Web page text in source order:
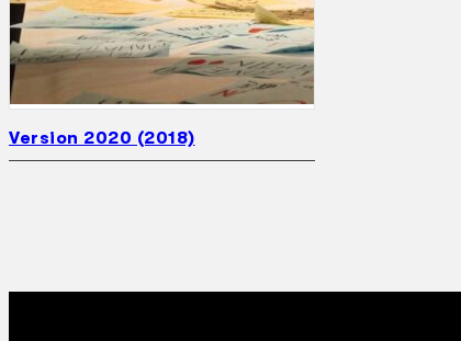
Version 2020 (2018)